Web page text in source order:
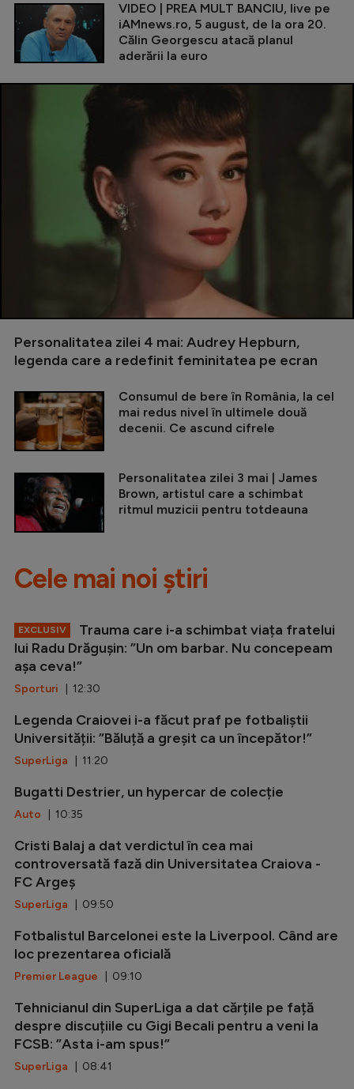
VIDEO | PREA MULT BANCIU, live pe
iAMnews.ro, 5 august, de la ora 20.
Călin Georgescu atacă planul
aderării la euro
Personalitatea zilei 4 mai: Audrey Hepburn,
legenda care a redefinit feminitatea pe ecran
Consumul de bere în România, la cel
mai redus nivel în ultimele două
decenii. Ce ascund cifrele
Personalitatea zilei 3 mai | James
Brown, artistul care a schimbat
ritmul muzicii pentru totdeauna
Cele mai noi știri
EXCLUSIV
Trauma care i-a schimbat viața fratelui
lui Radu Drăgușin: ”Un om barbar. Nu concepeam
așa ceva!”
Sporturi | 12:30
Legenda Craiovei i-a făcut praf pe fotbaliștii
Universității: ”Băluță a greșit ca un începător!”
SuperLiga | 11:20
Bugatti Destrier, un hypercar de colecție
Auto | 10:35
Cristi Balaj a dat verdictul în cea mai
controversată fază din Universitatea Craiova -
FC Argeș
SuperLiga | 09:50
Fotbalistul Barcelonei este la Liverpool. Când are
loc prezentarea oficială
Premier League | 09:10
Tehnicianul din SuperLiga a dat cărțile pe față
despre discuțiile cu Gigi Becali pentru a veni la
FCSB: ”Asta i-am spus!”
SuperLiga | 08:41